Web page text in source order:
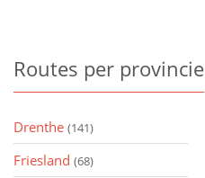
Routes per provincie
Drenthe (141)
Friesland (68)